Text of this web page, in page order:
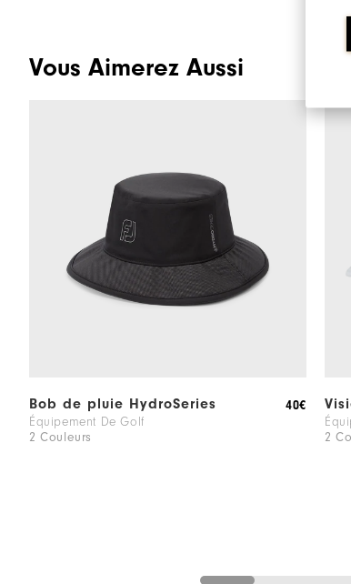
Vous Aimerez Aussi
Bob de pluie HydroSeries
Équipement De Golf
2 Couleurs
40€
2